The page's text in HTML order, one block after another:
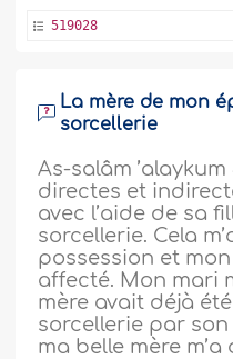
519028
La mère de mon
sorcellerie
As-salâm
directes et
avec l’aide de sa
sorcellerie. Cela
possession et
affecté. Mon mari
mère avait déjà
sorcellerie par
ma belle mère m’a